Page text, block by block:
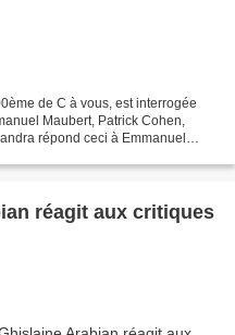
de C à vous, est interrogée
Maubert, Patrick Cohen,
répond ceci à Emmanuel
réagit aux critiques